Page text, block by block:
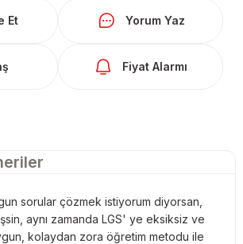
Et Yorum Yaz
Fiyat Alarmı
sorular çözmek istiyorum diyorsan,
aynı zamanda LGS' ye eksiksiz ve
kolaydan zora öğretim metodu ile